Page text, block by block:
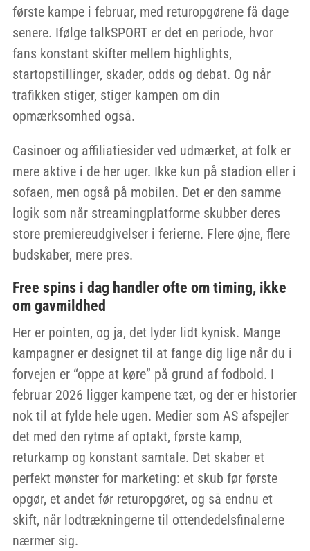
første kampe i februar, med returopgørene få dage
senere. Ifølge talkSPORT er det en periode, hvor
fans konstant skifter mellem highlights,
startopstillinger, skader, odds og debat. Og når
trafikken stiger, stiger kampen om din
opmærksomhed også.
Casinoer og affiliatiesider ved udmærket, at folk er
mere aktive i de her uger. Ikke kun på stadion eller i
sofaen, men også på mobilen. Det er den samme
logik som når streamingplatforme skubber deres
store premiereudgivelser i ferierne. Flere øjne, flere
budskaber, mere pres.
Free spins i dag handler ofte om timing, ikke
om gavmildhed
Her er pointen, og ja, det lyder lidt kynisk. Mange
kampagner er designet til at fange dig lige når du i
forvejen er “oppe at køre” på grund af fodbold. I
februar 2026 ligger kampene tæt, og der er historier
nok til at fylde hele ugen. Medier som AS afspejler
det med den rytme af optakt, første kamp,
returkamp og konstant samtale. Det skaber et
perfekt mønster for marketing: et skub før første
opgør, et andet før returopgøret, og så endnu et
skift, når lodtrækningerne til ottendedelsfinalerne
nærmer sig.